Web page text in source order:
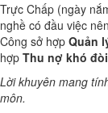
Trực Chấp (ngày
nghề có đầu việc
Công sở hợp Quản
hợp Thu nợ khó đòi
Lời khuyên mang
môn.